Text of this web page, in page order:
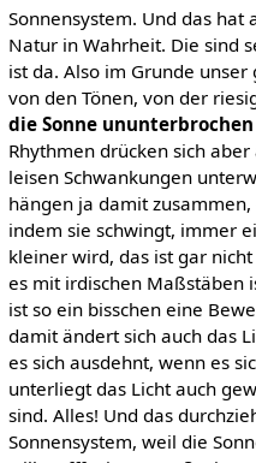
Sonnensystem. Und das hat
Natur in Wahrheit. Die sind
ist da. Also im Grunde
von den Tönen, von der
die Sonne
Rhythmen drücken sich
leisen Schwankungen
hängen ja damit
indem sie schwingt, immer
kleiner wird, das ist gar
es mit irdischen Maßstäben
ist so ein bisschen eine
damit ändert sich auch das
es sich ausdehnt, wenn es
unterliegt das Licht auch
sind. Alles! Und das
Sonnensystem, weil die